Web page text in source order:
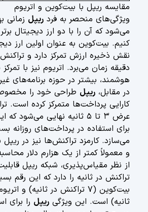
مقایسه ریپل با بیت‌کوین و اتریوم
ویژگی‌های منحصر به فرد ریپل
می‌شود که آن را با دو ارز دیجیتال
کنیم. بیت‌کوین به عنوان اولین ارز
دقیقه زمان می‌برد. اتریوم نیز با تمرکز
هوشمند، بیشتر در حوزه برنامه‌های
در مقابل، ریپل طراحی خود را
عرض ۳ تا ۵ ثانیه نهایی
برای استفاده در پرداخت‌های روزانه
می‌سازد. کارمزد تراکنش‌ها نیز در
و معمولاً کمتر از یک هزارم دلار
تراکنش در ثانیه را دارد که این رقم
ثانیه) است. این ویژگی ریپل را برای